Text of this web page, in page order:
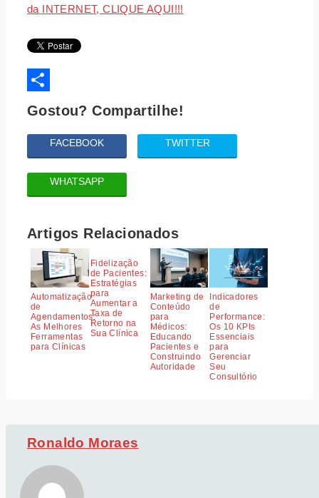
da INTERNET, CLIQUE AQUI!!!
Gostou? Compartilhe!
FACEBOOK TWITTER
WHATSAPP
Artigos Relacionados
Automatização
de
Agendamentos:
As Melhores
Ferramentas
para Clínicas
Fidelização
de Pacientes:
Estratégias
para
Aumentar a
Taxa de
Retorno na
Sua Clínica
Marketing de
Conteúdo
para
Médicos:
Educando
Pacientes e
Construindo
Autoridade
Indicadores
de
Performance:
Os 10 KPIs
Essenciais
para
Gerenciar
Seu
Consultório
Ronaldo Moraes